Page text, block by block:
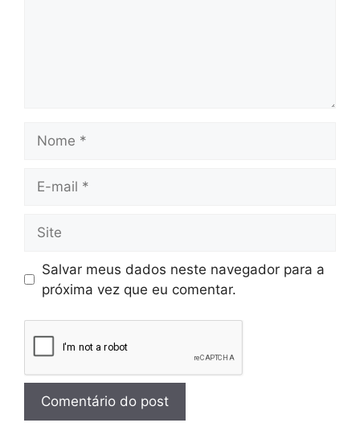
Salvar meus dados neste navegador para a
próxima vez que eu comentar.